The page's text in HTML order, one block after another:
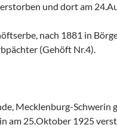
und dort am
nach 1881 in
(Gehöft Nr.4).
Mecklenburg-Schwerin
am 25.Oktober 1925